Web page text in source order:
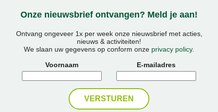
Onze nieuwsbrief ontvangen? Meld je aan!
Ontvang ongeveer 1x per week onze nieuwsbrief met acties,
nieuws & activiteiten!
We slaan uw gegevens op conform onze privacy policy.
Voornaam
E-mailadres